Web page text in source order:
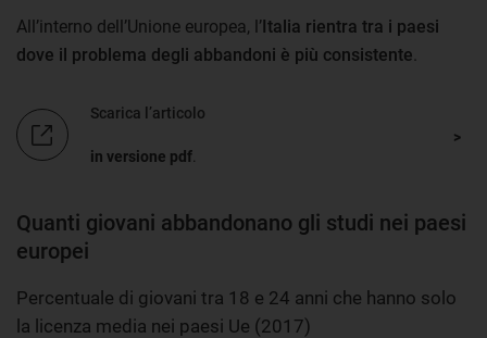
All’interno dell’Unione europea, l’Italia rientra tra i paesi
dove il problema degli abbandoni è più consistente
Scarica l’articolo
in versione pdf
Quanti giovani abbandonano gli studi nei paesi
europei
Percentuale di giovani tra 18 e 24 anni che hanno solo
la licenza media nei paesi Ue (2017)